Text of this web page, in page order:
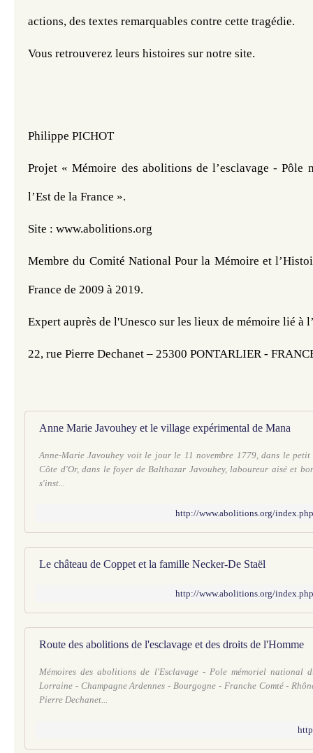
actions, des textes remarquables contre cette tragédie.
Vous retrouverez leurs histoires sur notre site.
Philippe PICHOT
Projet « Mémoire des abolitions de l’esclavage - Pôle
l’Est de la France ».
Site : www.abolitions.org
Membre du Comité National Pour la Mémoire et
France de 2009 à 2019.
Expert auprès de l'Unesco sur les lieux de mémoire lié à
22, rue Pierre Dechanet – 25300 PONTARLIER -
Anne Marie Javouhey et le village expérimental de Mana
Anne-Marie Javouhey voit le jour le 11 novembre 1779, dans le
Côte d'Or, dans le foyer de Balthazar Javouhey, laboureur aisé et
s'inst...
http://www.abolitions.org/
Le château de Coppet et la famille Necker-De Staël
http://www.abolitions.org/
Route des abolitions de l'esclavage et des droits de l'Homme
Mémoires des abolitions de l'Esclavage - Pole mémoriel national
Lorraine - Champagne Ardennes - Bourgogne - Franche Comté -
Pierre Dechanet...